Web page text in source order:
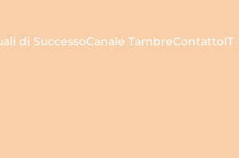
di SuccessoCanale TambreContattoIT